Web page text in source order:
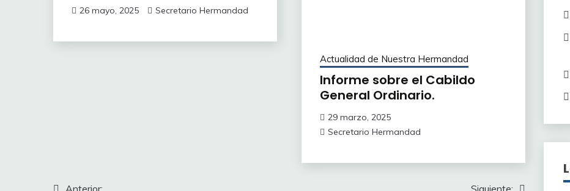
26 mayo, 2025 Secretario Hermandad
Actualidad de Nuestra Hermandad
Informe sobre el Cabildo
General Ordinario.
29 marzo, 2025
Secretario Hermandad
Anterior:
Siguiente: